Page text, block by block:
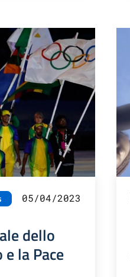
05/04/2023
dello
la Pace